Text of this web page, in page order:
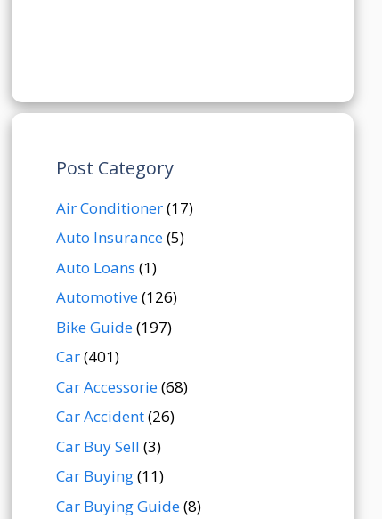
Post Category
Air Conditioner(17)
Auto Insurance(5)
Auto Loans (1)
Automotive(126)
Bike Guide(197)
Car(401)
Car Accessorie(68)
Car Accident(26)
Car Buy Sell (3)
Car Buying(11)
Car Buying Guide(8)